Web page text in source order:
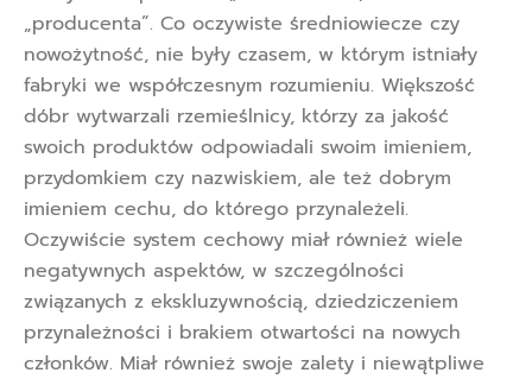
„producenta”. Co oczywiste średniowiecze czy
nowożytność, nie były czasem, w którym istniały
fabryki we współczesnym rozumieniu. Większość
dóbr wytwarzali rzemieślnicy, którzy za jakość
swoich produktów odpowiadali swoim imieniem,
przydomkiem czy nazwiskiem, ale też dobrym
imieniem cechu, do którego przynależeli.
Oczywiście system cechowy miał również wiele
negatywnych aspektów, w szczególności
związanych z ekskluzywnością, dziedziczeniem
przynależności i brakiem otwartości na nowych
członków. Miał również swoje zalety i niewątpliwe